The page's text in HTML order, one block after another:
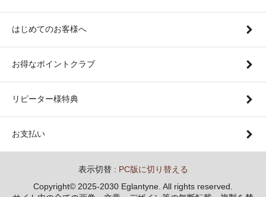
はじめてのお客様へ
お得なポイントクラブ
リピーター様特典
お支払い
表示切替 : PC版に切り替える
Copyright© 2025-2030 Eglantyne. All rights reserved.